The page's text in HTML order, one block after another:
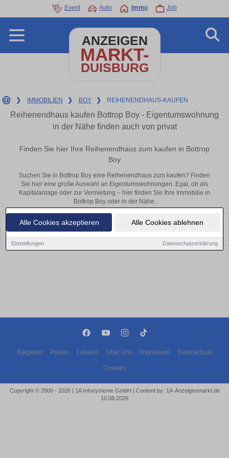
Alle Cookies akzeptieren Alle Cookies ablehnen
Einstellungen Datenschutzerklärung
Event Auto Immo Job
ANZEIGEN
MARKT-
DUISBURG
❯ IMMOBILIEN ❯ BOY ❯ REIHENENDHAUS-KAUFEN
Reihenendhaus kaufen Bottrop Boy - Eigentumswohnung
in der Nähe finden auch von privat
Finden Sie hier Ihre Reihenendhaus zum kaufen in Bottrop
Boy
Suchen Sie in Bottrop Boy eine Reihenendhaus zum kaufen? Finden
Sie hier eine große Auswahl an Eigentumswohnungen. Egal, ob als
Kapitalanlage oder zur Vermietung – hier finden Sie Ihre Immobilie in
Bottrop Boy oder in der Nähe.
Leider konnten wir derzeit keine passenden Objekte finden. Schauen Sie
bald wieder vorbei!
Ratgeber Presse Lokales Über Uns Impressum Datenschutz
Cookies
Copyright © 2000 - 2026 | 1A Infosysteme GmbH | Content by: 1A-Anzeigenmarkt.de
10.08.2026